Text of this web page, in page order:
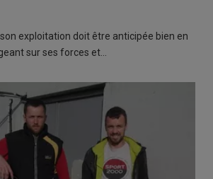
exploitation doit être anticipée bien en
sur ses forces et…